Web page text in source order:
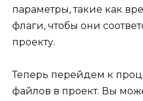
параметры, такие как
флаги, чтобы они
проекту.
Теперь перейдем к
файлов в проект. Вы